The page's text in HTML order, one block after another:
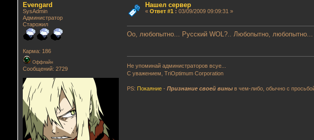
Evengard
SysAdmin
Администратор
Старожил
Карма: 186
Оффлайн
Сообщений: 2729
Нашел сервер
« Ответ #1 : 03/09/2009 09:09:31 »
Оо, любопытно... Русский WOL?.. Любопытно, любопытно...
Не упоминай администраторов всуе...
С уважением, TriOptimum Corporation
PS: Покаяние -Признание своей вины в чем-либо, обычно с